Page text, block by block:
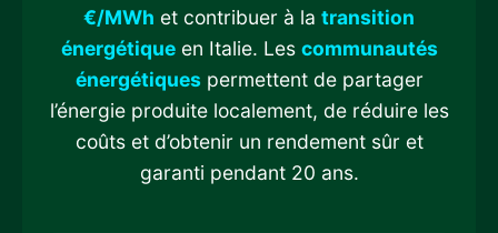
€/MWh et contribuer à la transition
énergétiqueen Italie. Les communautés
énergétiques permettent de partager
l’énergie produite localement, de réduire les
coûts et d’obtenir un rendement sûr et
garanti pendant 20 ans.